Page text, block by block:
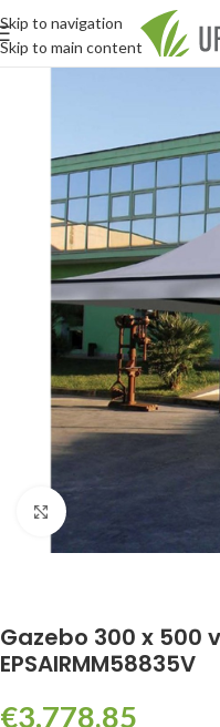
Skip to navigation
Skip to main content
Click to enlarge
Gazebo 300 x 500
EPSAIRMM58835V
€3.778,85